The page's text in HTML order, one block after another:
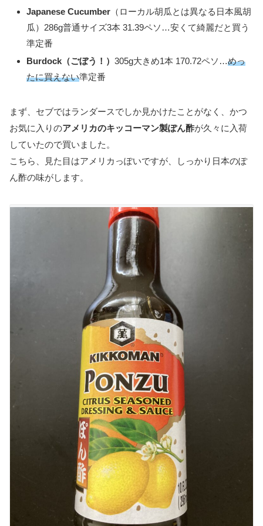
Japanese Cucumber （ローカル胡瓜とは異なる日本風胡
瓜）286g普通サイズ3本 31.39ペソ…安くて綺麗だと買う
準定番
Burdock（ごぼう！） 305g大きめ1本 170.72ペソ…めっ
たに買えない準定番
まず、セブではランダースでしか見かけたことがなく、かつ
お気に入りのアメリカのキッコーマン製ぽん酢が久々に入荷
していたので買いました。
こちら、見た目はアメリカっぽいですが、しっかり日本のぽ
ん酢の味がします。